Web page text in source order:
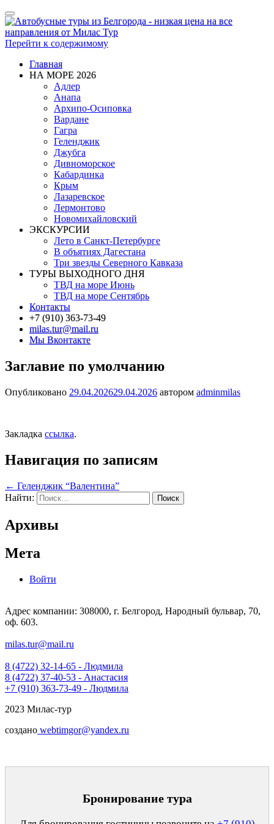
Показать/
Скрыть
навигацию
Перейти к содержимому
Главная
НА МОРЕ 2026
Адлер
Анапа
Архипо-Осиповка
Вардане
Гагра
Геленджик
Джубга
Дивноморское
Кабардинка
Крым
Лазаревское
Лермонтово
Новомихайловский
ЭКСКУРСИИ
Лето в Санкт-Петербурге
В объятиях Дагестана
Три звезды Северного Кавказа
ТУРЫ ВЫХОДНОГО ДНЯ
ТВД на море Июнь
ТВД на море Сентябрь
Контакты
+7 (910) 363-73-49
milas.tur@mail.ru
Мы Вконтакте
Заглавие по умолчанию
Опубликовано 29.04.202629.04.2026 автором adminmilas
Закладка ссылка.
Навигация по записям
← Геленджик “Валентина”
Найти:
Архивы
Мета
Войти
Адрес компании: 308000, г. Белгород, Народный бульвар, 70,
оф. 603.
milas.tur@mail.ru
8 (4722) 32-14-65 - Людмила
8 (4722) 37-40-53 - Анастасия
+7 (910) 363-73-49 - Людмила
2023 Милас-тур
создано webtimgor@yandex.ru
Бронирование тура